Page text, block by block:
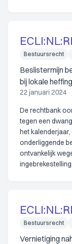
Bestuursrecht
Beslistermijn
bij lokale
22 januari 2024
De rechtbank
tegen een
het
onderliggende
ontvankelijk
ingebrekestelling.
Bestuursrecht
Vernietiging